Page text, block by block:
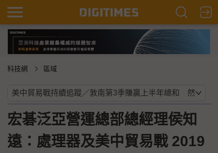
科技網 區域
宏碁泛亞營運總部總經理侯知
遠：處理器及美中貿易戰 2019